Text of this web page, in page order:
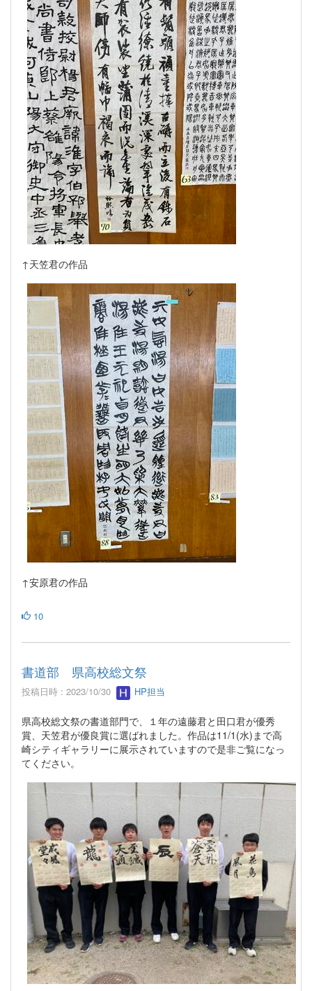
↑天笠君の作品
↑安原君の作品
10
書道部 県高校総文祭
投稿日時 : 2023/10/30 HP担当
県高校総文祭の書道部門で、１年の遠藤君と田口君が優秀
賞、天笠君が優良賞に選ばれました。作品は11/1(水)まで高
崎シティギャラリーに展示されていますので是非ご覧になっ
てください。